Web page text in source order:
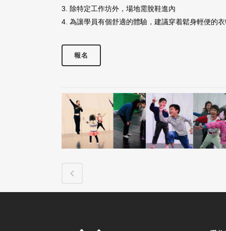
3. 除特定工作坊外，場地需脫鞋進內
4. 為讓學員有個舒適的體驗，建議穿着鬆身輕便的
報名